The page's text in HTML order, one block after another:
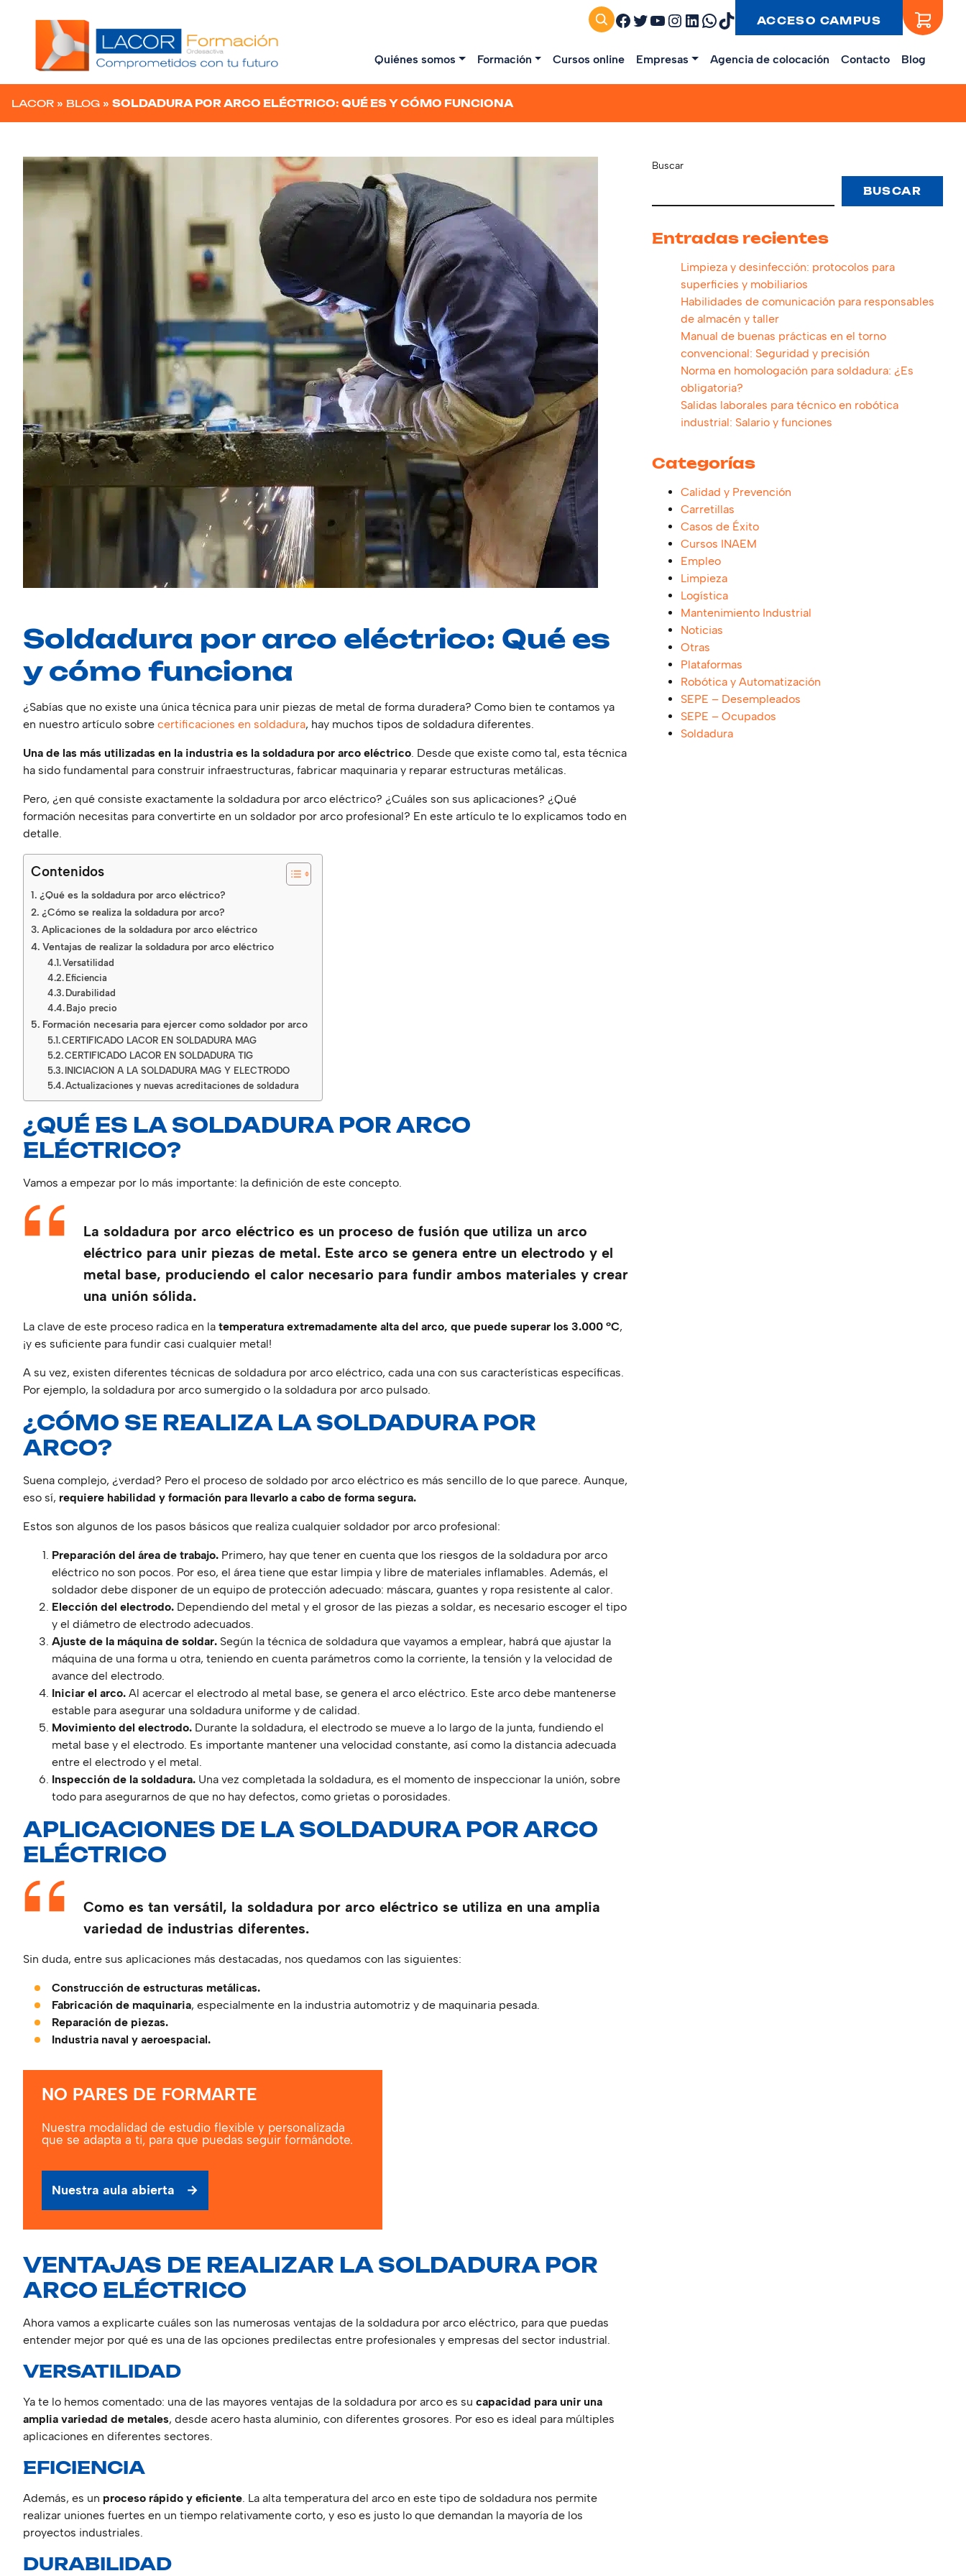
Facebook
Twitter
YouTube
Instagram
LinkedIn
WhatsApp
TikTokACCESO CAMPUS
Navegación principal
Quiénes somos Formación Cursos online Empresas Agencia de colocación Contacto Blog
LACOR » BLOG » SOLDADURA POR ARCO ELÉCTRICO: QUÉ ES Y CÓMO FUNCIONA
Soldadura por arco eléctrico: Qué es
y cómo funciona
¿Sabías que no existe una única técnica para unir piezas de metal de forma duradera? Como bien te contamos ya
en nuestro artículo sobre certificaciones en soldadura, hay muchos tipos de soldadura diferentes.
Una de las más utilizadas en la industria es la soldadura por arco eléctrico . Desde que existe como tal, esta técnica
ha sido fundamental para construir infraestructuras, fabricar maquinaria y reparar estructuras metálicas.
Pero, ¿en qué consiste exactamente la soldadura por arco eléctrico? ¿Cuáles son sus aplicaciones? ¿Qué
formación necesitas para convertirte en un soldador por arco profesional? En este artículo te lo explicamos todo en
detalle.
Contenidos
¿Qué es la soldadura por arco eléctrico?
¿Cómo se realiza la soldadura por arco?
Aplicaciones de la soldadura por arco eléctrico
Ventajas de realizar la soldadura por arco eléctrico
Versatilidad
Eficiencia
Durabilidad
Bajo precio
Formación necesaria para ejercer como soldador por arco
CERTIFICADO LACOR EN SOLDADURA MAG
CERTIFICADO LACOR EN SOLDADURA TIG
INICIACION A LA SOLDADURA MAG Y ELECTRODO
Actualizaciones y nuevas acreditaciones de soldadura
¿QUÉ ES LA SOLDADURA POR ARCO
ELÉCTRICO?
Vamos a empezar por lo más importante: la definición de este concepto.
La soldadura por arco eléctrico es un proceso de fusión que utiliza un arco
eléctrico para unir piezas de metal. Este arco se genera entre un electrodo y el
metal base, produciendo el calor necesario para fundir ambos materiales y crear
una unión sólida.
La clave de este proceso radica en la temperatura extremadamente alta del arco, que puede superar los 3.000 ºC,
¡y es suficiente para fundir casi cualquier metal!
A su vez, existen diferentes técnicas de soldadura por arco eléctrico, cada una con sus características específicas.
Por ejemplo, la soldadura por arco sumergido o la soldadura por arco pulsado.
¿CÓMO SE REALIZA LA SOLDADURA POR
ARCO?
Suena complejo, ¿verdad? Pero el proceso de soldado por arco eléctrico es más sencillo de lo que parece. Aunque,
eso sí, requiere habilidad y formación para llevarlo a cabo de forma segura.
Estos son algunos de los pasos básicos que realiza cualquier soldador por arco profesional:
Preparación del área de trabajo. Primero, hay que tener en cuenta que los riesgos de la soldadura por arco
eléctrico no son pocos. Por eso, el área tiene que estar limpia y libre de materiales inflamables. Además, el
soldador debe disponer de un equipo de protección adecuado: máscara, guantes y ropa resistente al calor.
Elección del electrodo. Dependiendo del metal y el grosor de las piezas a soldar, es necesario escoger el tipo
y el diámetro de electrodo adecuados.
Ajuste de la máquina de soldar. Según la técnica de soldadura que vayamos a emplear, habrá que ajustar la
máquina de una forma u otra, teniendo en cuenta parámetros como la corriente, la tensión y la velocidad de
avance del electrodo.
Iniciar el arco. Al acercar el electrodo al metal base, se genera el arco eléctrico. Este arco debe mantenerse
estable para asegurar una soldadura uniforme y de calidad.
Movimiento del electrodo. Durante la soldadura, el electrodo se mueve a lo largo de la junta, fundiendo el
metal base y el electrodo. Es importante mantener una velocidad constante, así como la distancia adecuada
entre el electrodo y el metal.
Inspección de la soldadura. Una vez completada la soldadura, es el momento de inspeccionar la unión, sobre
todo para asegurarnos de que no hay defectos, como grietas o porosidades.
APLICACIONES DE LA SOLDADURA POR ARCO
ELÉCTRICO
Como es tan versátil, la soldadura por arco eléctrico se utiliza en una amplia
variedad de industrias diferentes.
Sin duda, entre sus aplicaciones más destacadas, nos quedamos con las siguientes:
Construcción de estructuras metálicas.
Fabricación de maquinaria, especialmente en la industria automotriz y de maquinaria pesada.
Reparación de piezas.
Industria naval y aeroespacial.
NO PARES DE FORMARTE
Nuestra modalidad de estudio flexible y personalizada
que se adapta a ti, para que puedas seguir formándote.
Nuestra aula abierta
VENTAJAS DE REALIZAR LA SOLDADURA POR
ARCO ELÉCTRICO
Ahora vamos a explicarte cuáles son las numerosas ventajas de la soldadura por arco eléctrico, para que puedas
entender mejor por qué es una de las opciones predilectas entre profesionales y empresas del sector industrial.
VERSATILIDAD
Ya te lo hemos comentado: una de las mayores ventajas de la soldadura por arco es su capacidad para unir una
amplia variedad de metales, desde acero hasta aluminio, con diferentes grosores. Por eso es ideal para múltiples
aplicaciones en diferentes sectores.
EFICIENCIA
Además, es un proceso rápido y eficiente . La alta temperatura del arco en este tipo de soldadura nos permite
realizar uniones fuertes en un tiempo relativamente corto, y eso es justo lo que demandan la mayoría de los
proyectos industriales.
DURABILIDAD
Buscar
BUSCAR
Entradas recientes
Limpieza y desinfección: protocolos para
superficies y mobiliarios
Habilidades de comunicación para responsables
de almacén y taller
Manual de buenas prácticas en el torno
convencional: Seguridad y precisión
Norma en homologación para soldadura: ¿Es
obligatoria?
Salidas laborales para técnico en robótica
industrial: Salario y funciones
Categorías
Calidad y Prevención
Carretillas
Casos de Éxito
Cursos INAEM
Empleo
Limpieza
Logística
Mantenimiento Industrial
Noticias
Otras
Plataformas
Robótica y Automatización
SEPE – Desempleados
SEPE – Ocupados
Soldadura